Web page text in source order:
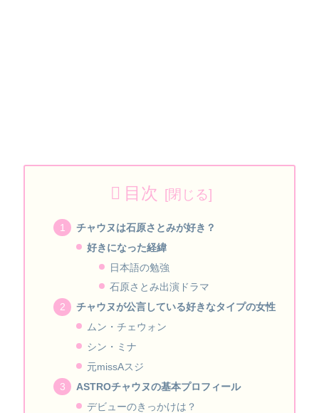
目次
チャウヌは石原さとみが好き？
好きになった経緯
日本語の勉強
石原さとみ出演ドラマ
チャウヌが公言している好きなタイプの女性
ムン・チェウォン
シン・ミナ
元missAスジ
ASTROチャウヌの基本プロフィール
デビューのきっかけは？